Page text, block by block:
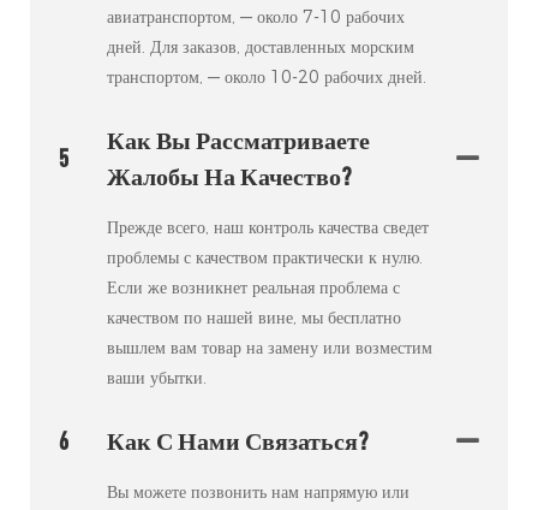
авиатранспортом, — около 7-10 рабочих
дней. Для заказов, доставленных морским
транспортом, — около 10-20 рабочих дней.
5
Как Вы Рассматриваете
Жалобы На Качество?
Прежде всего, наш контроль качества сведет
проблемы с качеством практически к нулю.
Если же возникнет реальная проблема с
качеством по нашей вине, мы бесплатно
вышлем вам товар на замену или возместим
ваши убытки.
6 Как С Нами Связаться?
Вы можете позвонить нам напрямую или